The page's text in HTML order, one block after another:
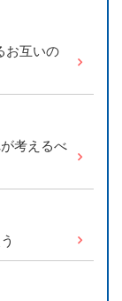
お互いの
考えるべ